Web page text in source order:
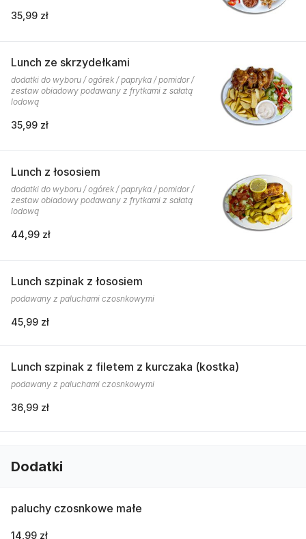
35,99 zł
Lunch ze skrzydełkami
dodatki do wyboru / ogórek / papryka / pomidor /
zestaw obiadowy podawany z frytkami z sałatą
lodową
35,99 zł
Lunch z łososiem
dodatki do wyboru / ogórek / papryka / pomidor /
zestaw obiadowy podawany z frytkami z sałatą
lodową
44,99 zł
Lunch szpinak z łososiem
podawany z paluchami czosnkowymi
45,99 zł
Lunch szpinak z filetem z kurczaka (kostka)
podawany z paluchami czosnkowymi
36,99 zł
Dodatki
paluchy czosnkowe małe
14,99 zł